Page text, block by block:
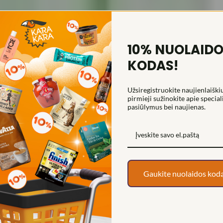
PLAUKŲ AUGIMĄ, 100 ML
10%
KODAS!
Užsiregistruokite
pirmieji sužinokite apie
pasiūlymus bei naujienas.
Gaukite nuolaidos